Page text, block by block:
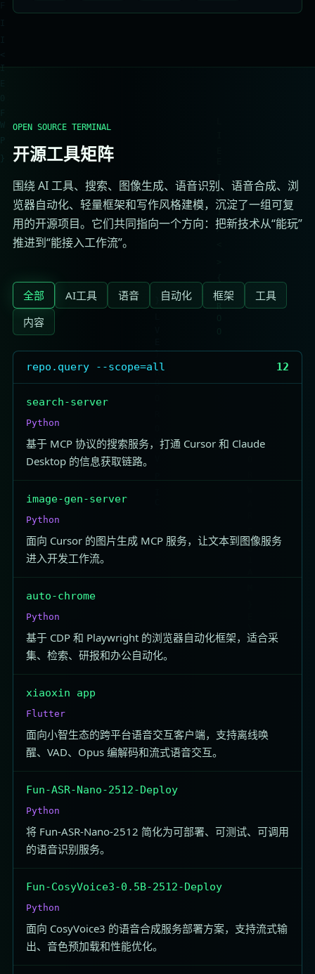
OPEN SOURCE TERMINAL
开源工具矩阵
围绕 AI 工具、搜索、图像生成、语音识别、语音合成、浏
览器自动化、轻量框架和写作风格建模，沉淀了一组可复
用的开源项目。它们共同指向一个方向：把新技术从“能玩”
推进到“能接入工作流”。
全部 AI工具 语音 自动化 框架
工具
内容
repo.query --scope=all 12
search-server
Python
基于 MCP 协议的搜索服务，打通 Cursor 和 Claude
Desktop 的信息获取链路。
image-gen-server
Python
面向 Cursor 的图片生成 MCP 服务，让文本到图像服务
进入开发工作流。
auto-chrome
Python
基于 CDP 和 Playwright 的浏览器自动化框架，适合采
集、检索、研报和办公自动化。
xiaoxin app
Flutter
面向小智生态的跨平台语音交互客户端，支持离线唤
醒、VAD、Opus 编解码和流式语音交互。
Fun-ASR-Nano-2512-Deploy
Python
将 Fun-ASR-Nano-2512 简化为可部署、可测试、可调用
的语音识别服务。
Fun-CosyVoice3-0.5B-2512-Deploy
Python
面向 CosyVoice3 的语音合成服务部署方案，支持流式输
出、音色预加载和性能优化。